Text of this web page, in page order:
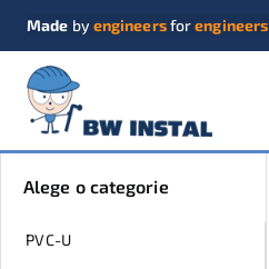
Made by engineersforengineers
Alege o categorie
PVC-U